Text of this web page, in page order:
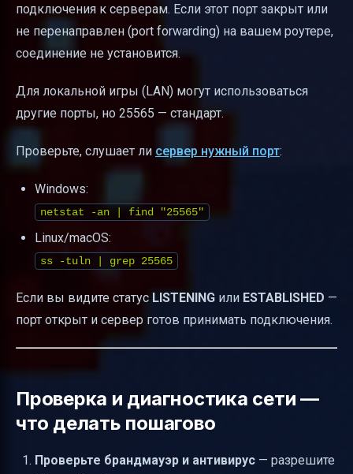
подключения к серверам. Если этот порт закрыт или
не перенаправлен (port forwarding) на вашем роутере,
соединение не установится.
Для локальной игры (LAN) могут использоваться
другие порты, но 25565 — стандарт.
Проверьте, слушает ли сервер нужный порт:
Windows:
netstat -an | find "25565"
Linux/macOS:
ss -tuln | grep 25565
Если вы видите статус LISTENING или ESTABLISHED —
порт открыт и сервер готов принимать подключения.
Проверка и диагностика сети —
что делать пошагово
Проверьте брандмауэр и антивирус — разрешите